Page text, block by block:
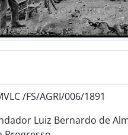
de clientes
/FS/AGRI/006/1891
Luiz Bernardo de